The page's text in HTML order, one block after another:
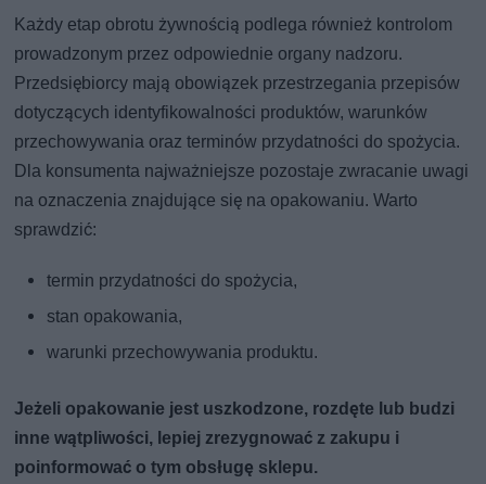
Każdy etap obrotu żywnością podlega również kontrolom
prowadzonym przez odpowiednie organy nadzoru.
Przedsiębiorcy mają obowiązek przestrzegania przepisów
dotyczących identyfikowalności produktów, warunków
przechowywania oraz terminów przydatności do spożycia.
Dla konsumenta najważniejsze pozostaje zwracanie uwagi
na oznaczenia znajdujące się na opakowaniu. Warto
sprawdzić:
termin przydatności do spożycia,
stan opakowania,
warunki przechowywania produktu.
Jeżeli opakowanie jest uszkodzone, rozdęte lub budzi
inne wątpliwości, lepiej zrezygnować z zakupu i
poinformować o tym obsługę sklepu.